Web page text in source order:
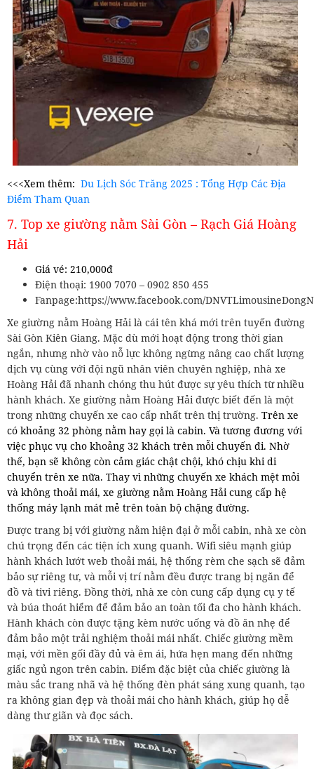
<<<Xem thêm: Du Lịch Sóc Trăng 2025 : Tổng Hợp Các Địa
Điểm Tham Quan
7. Top xe giường nằm Sài Gòn – Rạch Giá Hoàng
Hải
Giá vé: 210,000đ
Điện thoại: 1900 7070 – 0902 850 455
Fanpage:https://www.facebook.com/
Xe giường nằm Hoàng Hải là cái tên khá mới trên tuyến đường
Sài Gòn Kiên Giang. Mặc dù mới hoạt động trong thời gian
ngắn, nhưng nhờ vào nỗ lực không ngừng nâng cao chất lượng
dịch vụ cùng với đội ngũ nhân viên chuyên nghiệp, nhà xe
Hoàng Hải đã nhanh chóng thu hút được sự yêu thích từ nhiều
hành khách. Xe giường nằm Hoàng Hải được biết đến là một
trong những chuyến xe cao cấp nhất trên thị trường. Trên xe
có khoảng 32 phòng nằm hay gọi là cabin. Và tương đương với
việc phục vụ cho khoảng 32 khách trên mỗi chuyến đi. Nhờ
thế, bạn sẽ không còn cảm giác chật chội, khó chịu khi di
chuyển trên xe nữa. Thay vì những chuyến xe khách mệt mỏi
và không thoải mái, xe giường nằm Hoàng Hải cung cấp hệ
thống máy lạnh mát mẻ trên toàn bộ chặng đường.
Được trang bị với giường nằm hiện đại ở mỗi cabin, nhà xe còn
chú trọng đến các tiện ích xung quanh. Wifi siêu mạnh giúp
hành khách lướt web thoải mái, hệ thống rèm che sạch sẽ đảm
bảo sự riêng tư, và mỗi vị trí nằm đều được trang bị ngăn để
đồ và tivi riêng. Đồng thời, nhà xe còn cung cấp dụng cụ y tế
và búa thoát hiểm để đảm bảo an toàn tối đa cho hành khách.
Hành khách còn được tặng kèm nước uống và đồ ăn nhẹ để
đảm bảo một trải nghiệm thoải mái nhất. Chiếc giường mềm
mại, với mền gối đầy đủ và êm ái, hứa hẹn mang đến những
giấc ngủ ngon trên cabin. Điểm đặc biệt của chiếc giường là
màu sắc trang nhã và hệ thống đèn phát sáng xung quanh, tạo
ra không gian đẹp và thoải mái cho hành khách, giúp họ dễ
dàng thư giãn và đọc sách.